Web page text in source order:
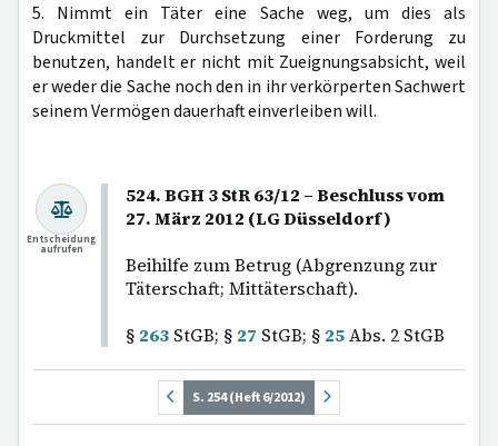
5. Nimmt ein Täter eine Sache weg, um dies als
Druckmittel zur Durchsetzung einer Forderung zu
benutzen, handelt er nicht mit Zueignungsabsicht, weil
er weder die Sache noch den in ihr verkörperten Sachwert
seinem Vermögen dauerhaft einverleiben will.
524. BGH 3 StR 63/12 – Beschluss vom
27. März 2012 (LG Düsseldorf)
Beihilfe zum Betrug (Abgrenzung zur
Täterschaft; Mittäterschaft).
§ 263 StGB; § 27 StGB; § 25Abs. 2 StGB
Entscheidung
aufrufen
S. 254 (Heft 6/2012)